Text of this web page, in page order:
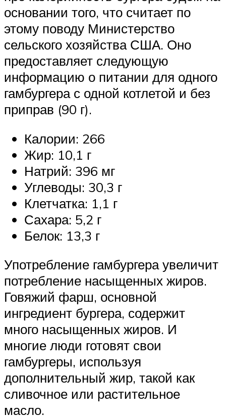
основании того, что считает по
этому поводу Министерство
сельского хозяйства США. Оно
предоставляет следующую
информацию о питании для одного
гамбургера с одной котлетой и без
приправ (90 г).
Калории: 266
Жир: 10,1 г
Натрий: 396 мг
Углеводы: 30,3 г
Клетчатка: 1,1 г
Сахара: 5,2 г
Белок: 13,3 г
Употребление гамбургера увеличит
потребление насыщенных жиров.
Говяжий фарш, основной
ингредиент бургера, содержит
много насыщенных жиров. И
многие люди готовят свои
гамбургеры, используя
дополнительный жир, такой как
сливочное или растительное
масло.